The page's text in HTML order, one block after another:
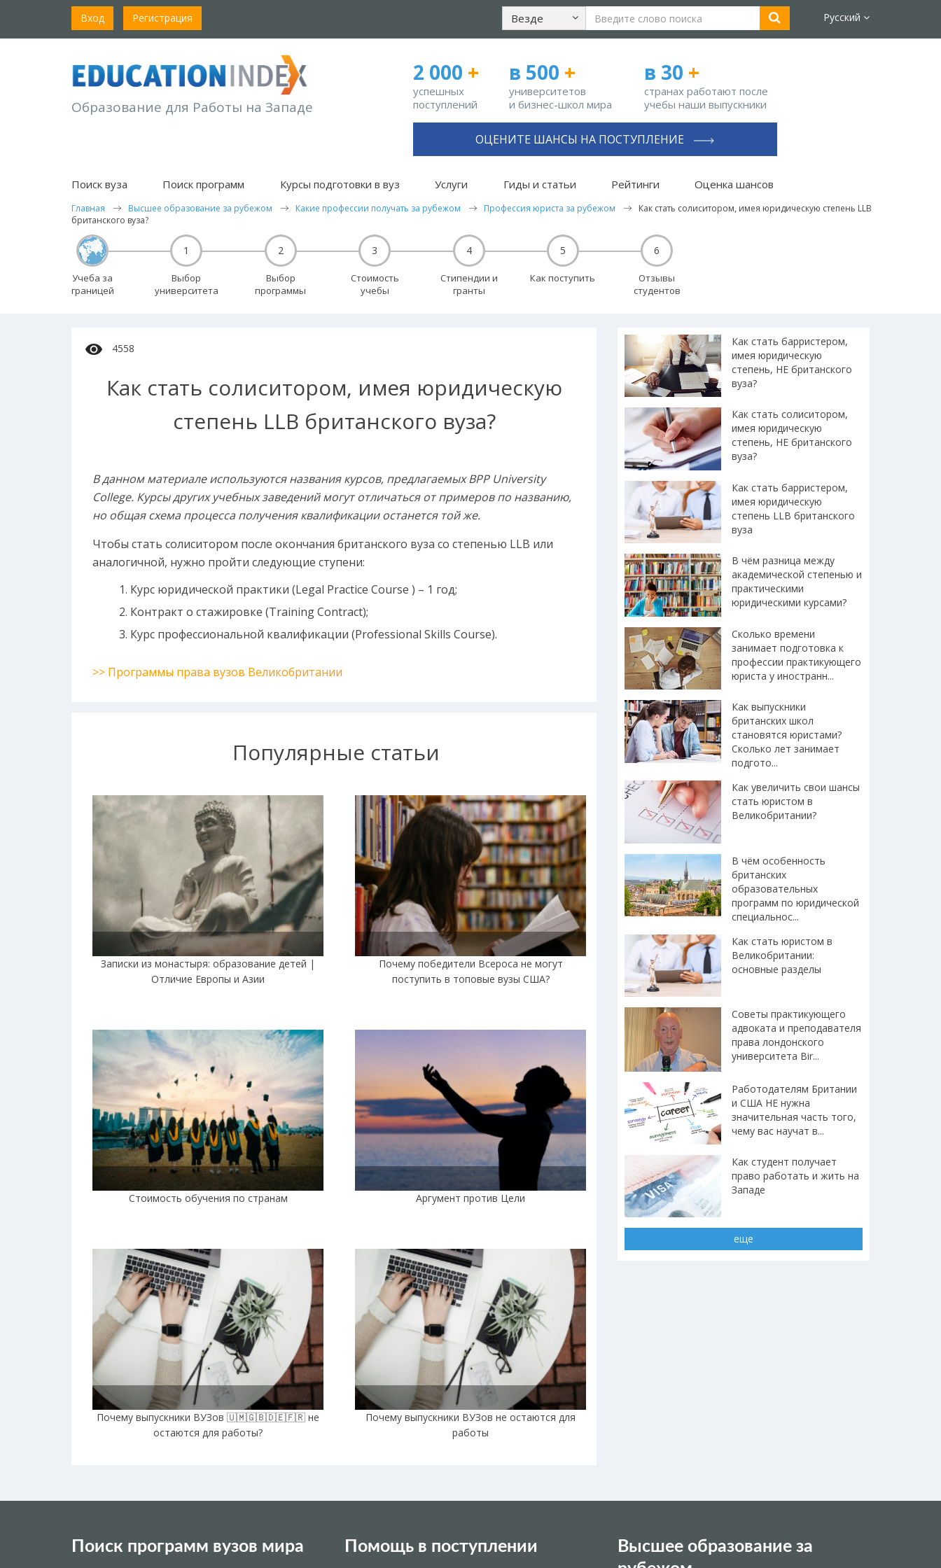
Вход Регистрация Везде Русский
Образование для Работы на Западе
2 000 +
успешных
поступлений
в 500 +
университетов
и бизнес-школ мира
в 30 +
странах работают после
учебы наши выпускники
ОЦЕНИТЕ ШАНСЫ НА ПОСТУПЛЕНИЕ
Поиск вуза Поиск программ Курсы подготовки в вуз Услуги Гиды и статьи Рейтинги Оценка шансов
Главная Высшее образование за рубежом Какие профессии получать за рубежом Профессия юриста за рубежом
Как стать солиситором, имея юридическую степень LLB
британского вуза?
Учеба за
границей
1
Выбор
университета
2
Выбор
программы
3
Стоимость
учебы
4
Стипендии и
гранты
5
Как поступить
6
Отзывы
студентов
4558
Как стать солиситором, имея юридическую
степень LLB британского вуза?
В данном материале используются названия курсов, предлагаемых BPPUniversity
College. Курсы других учебных заведений могут отличаться от примеров по названию,
но общая схема процесса получения квалификации останется той же.
Чтобы стать солиситором после окончания британского вуза со степенью LLB или
аналогичной, нужно пройти следующие ступени:
Курс юридической практики (Legal Practice Course ) – 1 год;
Контракт о стажировке (Training Contract);
Курс профессиональной квалификации (Professional Skills Course).
>> Программы права вузов Великобритании
Популярные статьи
Записки из монастыря: образование детей |
Отличие Европы и Азии
Почему победители Всероса не могут
поступить в топовые вузы США?
Стоимость обучения по странам Аргумент против Цели
Почему выпускники ВУЗов 🇺🇲🇬🇧🇩🇪🇫🇷 не
остаются для работы?
Почему выпускники ВУЗов не остаются для
работы
Как стать барристером,
имея юридическую
степень, НЕ британского
вуза?
Как стать солиситором,
имея юридическую
степень, НЕ британского
вуза?
Как стать барристером,
имея юридическую
степень LLB британского
вуза
В чём разница между
академической степенью и
практическими
юридическими курсами?
Сколько времени
занимает подготовка к
профессии практикующего
юриста у иностранн...
Как выпускники
британских школ
становятся юристами?
Сколько лет занимает
подгото...
Как увеличить свои шансы
стать юристом в
Великобритании?
В чём особенность
британских
образовательных
программ по юридической
специальнос...
Как стать юристом в
Великобритании:
основные разделы
Советы практикующего
адвоката и преподавателя
права лондонского
университета Bir...
Работодателям Британии
и США НЕ нужна
значительная часть того,
чему вас научат в...
Как студент получает
право работать и жить на
Западе
еще
Поиск программ вузов мира Помощь в поступлении
Высшее образование за